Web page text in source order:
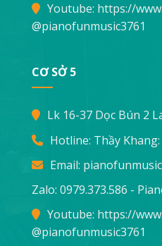
Youtube: https://
@pianofunmusic3761
CƠ SỞ 5
Lk 16-37 Dọc Bún 2
Hotline: Thầy Khang:
Email:
Zalo: 0979.373.586 -
Youtube: https://
@pianofunmusic3761